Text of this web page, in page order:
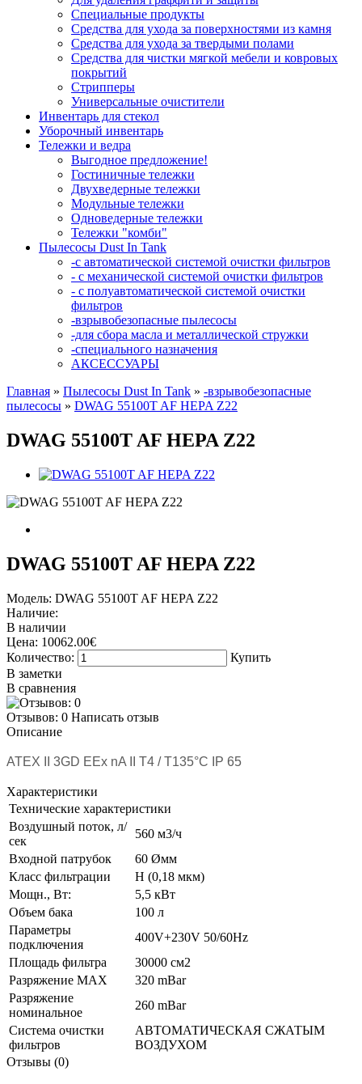
Специальные продукты
Средства для ухода за поверхностями из камня
Средства для ухода за твердыми полами
Средства для чистки мягкой мебели и ковровых
покрытий
Стрипперы
Универсальные очистители
Инвентарь для стекол
Уборочный инвентарь
Тележки и ведра
Выгодное предложение!
Гостиничные тележки
Двухведерные тележки
Модульные тележки
Одноведерные тележки
Тележки "комби"
Пылесосы Dust In Tank
-с автоматической системой очистки фильтров
- с механической системой очистки фильтров
- с полуавтоматической системой очистки
фильтров
-взрывобезопасные пылесосы
-для сбора масла и металлической стружки
-специального назначения
АКСЕССУАРЫ
Главная » Пылесосы Dust In Tank » -взрывобезопасные
пылесосы » DWAG 55100T AF HEPA Z22
DWAG 55100T AF HEPA Z22
DWAG 55100T AF HEPA Z22
Модель: DWAG 55100T AF HEPA Z22
Наличие:
В наличии
Цена: 10062.00€
Количество:
Купить
В заметки
В сравнения
Отзывов: 0 Написать отзыв
Описание
ATEX II 3GD EEx nA II T4 / T135°C IP 65
Характеристики
Технические характеристики
Воздушный поток, л/
сек
560 м3/ч
Входной патрубок
60 Øмм
Класс фильтрации
H (0,18 мкм)
Мощн., Вт:
5,5 кВт
Объем бака
100 л
Параметры
подключения
400V+230V 50/60Hz
Площадь фильтра
30000 см2
Разряжение МАХ
320 mBar
Разряжение
номинальное
260 mBar
Система очистки
фильтров
АВТОМАТИЧЕСКАЯ СЖАТЫМ
ВОЗДУХОМ
Отзывы (0)